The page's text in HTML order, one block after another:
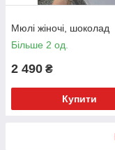
Мюлі жіночі, шоколад
Більше 2 од.
2 490 ₴
Купити